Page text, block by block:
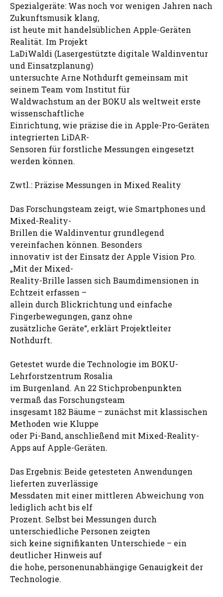
Spezialgeräte: Was noch vor wenigen Jahren nach
Zukunftsmusik klang,
ist heute mit handelsüblichen Apple-Geräten
Realität. Im Projekt
LaDiWaldi (Lasergestützte digitale Waldinventur
und Einsatzplanung)
untersuchte Arne Nothdurft gemeinsam mit
seinem Team vom Institut für
Waldwachstum an der BOKU als weltweit erste
wissenschaftliche
Einrichtung, wie präzise die in Apple-Pro-Geräten
integrierten LiDAR-
Sensoren für forstliche Messungen eingesetzt
werden können.
Zwtl.: Präzise Messungen in Mixed Reality
Das Forschungsteam zeigt, wie Smartphones und
Mixed-Reality-
Brillen die Waldinventur grundlegend
vereinfachen können. Besonders
innovativ ist der Einsatz der Apple Vision Pro.
„Mit der Mixed-
Reality-Brille lassen sich Baumdimensionen in
Echtzeit erfassen –
allein durch Blickrichtung und einfache
Fingerbewegungen, ganz ohne
zusätzliche Geräte“, erklärt Projektleiter
Nothdurft.
Getestet wurde die Technologie im BOKU-
Lehrforstzentrum Rosalia
im Burgenland. An 22 Stichprobenpunkten
vermaß das Forschungsteam
insgesamt 182 Bäume – zunächst mit klassischen
Methoden wie Kluppe
oder Pi-Band, anschließend mit Mixed-Reality-
Apps auf Apple-Geräten.
Das Ergebnis: Beide getesteten Anwendungen
lieferten zuverlässige
Messdaten mit einer mittleren Abweichung von
lediglich acht bis elf
Prozent. Selbst bei Messungen durch
unterschiedliche Personen zeigten
sich keine signifikanten Unterschiede – ein
deutlicher Hinweis auf
die hohe, personenunabhängige Genauigkeit der
Technologie.